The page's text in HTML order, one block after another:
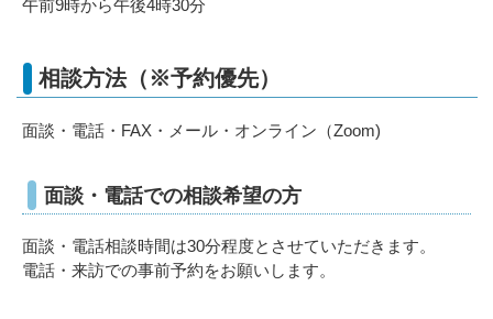
午前9時から午後4時30分
相談方法（※予約優先）
面談・電話・FAX・メール・オンライン（Zoom)
面談・電話での相談希望の方
面談・電話相談時間は30分程度とさせていただきます。
電話・来訪での事前予約をお願いします。